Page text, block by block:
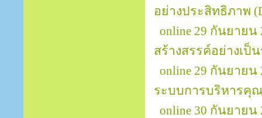
อย่างประสิทธิภาพ
online 29 กันยาย
สร้างสรรค์อย่างเป็น
online 29 กันยายน
ระบบการบริหารคุณ
online 30 กันยายน